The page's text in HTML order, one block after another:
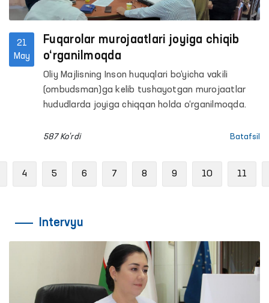
21
May
Fuqarolar murojaatlari joyiga chiqib
o‘rganilmoqda
Oliy Majlisning Inson huquqlari bo‘yicha vakili
(ombudsman)ga kelib tushayotgan murojaatlar
hududlarda joyiga chiqqan holda o‘rganilmoqda.
587 Ko'rdi Batafsil
4 5 6 7 8 9 10 11
Intervyu